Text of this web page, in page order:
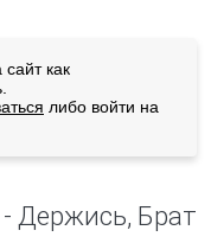
как
либо войти на
Держись, Брат